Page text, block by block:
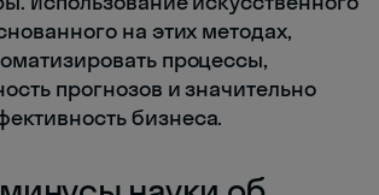
на этих методах,
процессы,
прогнозов и значительно
бизнеса.